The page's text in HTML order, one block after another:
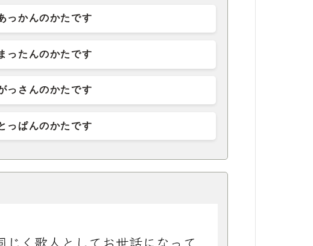
っかんのかたです
ったんのかたです
っさんのかたです
っぱんのかたです